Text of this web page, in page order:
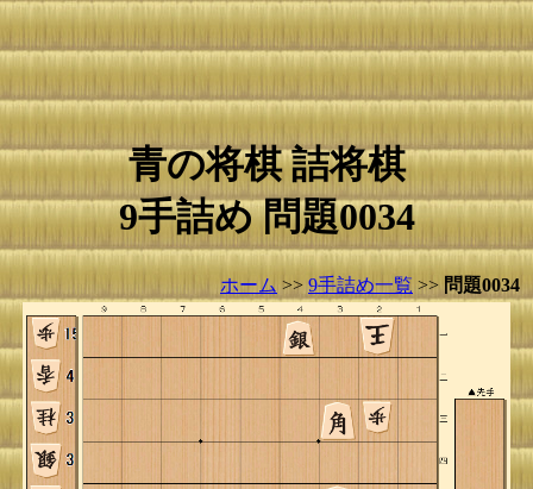
青の将棋 詰将棋
9手詰め 問題0034
ホーム >> 9手詰め一覧 >> 問題0034